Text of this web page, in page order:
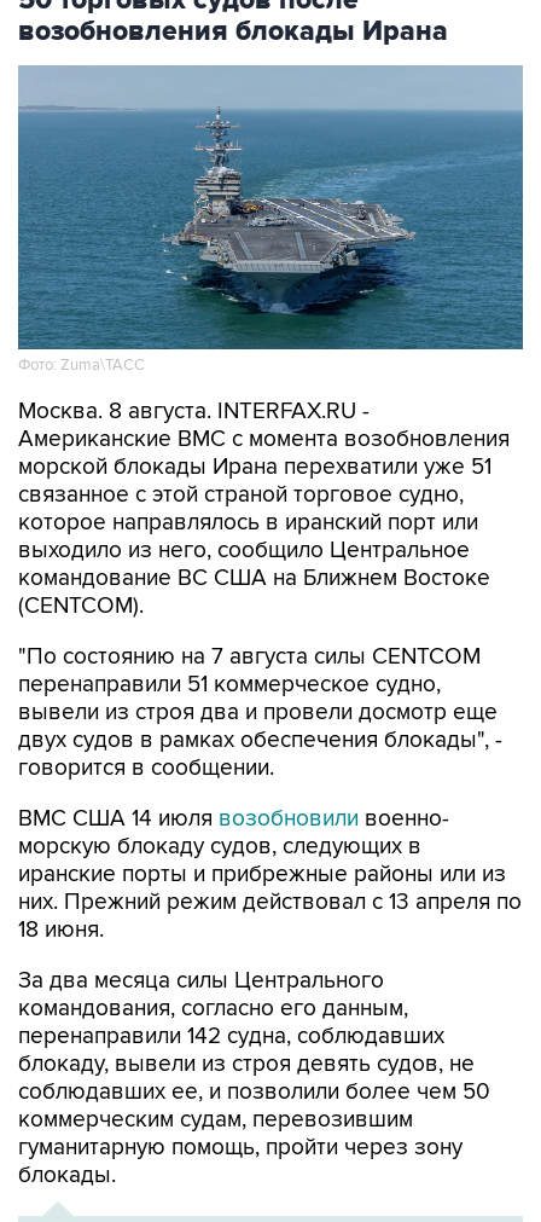
Фото: Zuma\ТАСС
Москва. 8 августа. INTERFAX.RU -
морской блокады Ирана перехватили уже 51
связанное с этой страной торговое судно,
которое направлялось в иранский порт или
выходило из него, сообщило Центральное
командование ВС США на Ближнем Востоке
(CENTCOM).
"По состоянию на 7 августа силы CENTCOM
вывели из строя два и провели досмотр еще
двух судов в рамках обеспечения блокады", -
говорится в сообщении.
ВМС США 14 июлявозобновили
иранские порты и прибрежные районы или из
них. Прежний режим действовал с 13 апреля по
18 июня.
За два месяца силы Центрального
перенаправили 142 судна, соблюдавших
блокаду, вывели из строя девять судов, не
соблюдавших ее, и позволили более чем 50
коммерческим судам, перевозившим
гуманитарную помощь, пройти через зону
блокады.
ХРОНИКА